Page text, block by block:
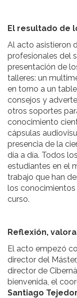
El resultado de
Al acto asistieron
profesionales del
presentación de
talleres: un
en torno a un
consejos y
otros soportes
conocimiento
cápsulas
presencia de la
día a día. Todos
estudiantes en el
trabajo que han
los
curso.
Reflexión,
El acto empezó
director del Máster,
director de
bienvenida, el
Santiago Tejedor